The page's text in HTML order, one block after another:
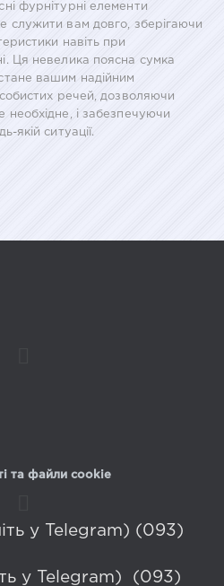
фурнітурні елементи
служити вам довго, зберігаючи
навіть при
Ця невелика поясна сумка
вашим надійним
речей, дозволяючи
і забезпечуючи
якій ситуації.
та файли cookie
у Telegram) (093)
у Telegram) (093)